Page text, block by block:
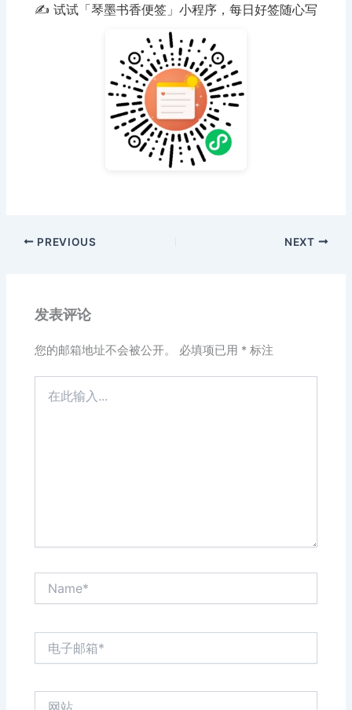
✍️ 试试「琴墨书香便签」小程序，每日好签随心写
PREVIOUS NEXT
发表评论
您的邮箱地址不会被公开。 必填项已用 * 标注